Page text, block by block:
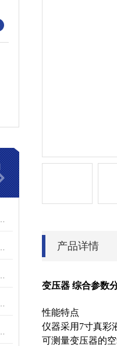
产品详情
变压器 综合参数
性能特点
仪器采用7寸真彩
可测量变压器的